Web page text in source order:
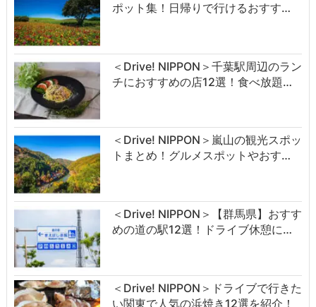
ポット集！日帰りで行けるおすす…
＜Drive! NIPPON＞千葉駅周辺のラン
チにおすすめの店12選！食べ放題…
＜Drive! NIPPON＞嵐山の観光スポッ
トまとめ！グルメスポットやおす…
＜Drive! NIPPON＞【群馬県】おすす
めの道の駅12選！ドライブ休憩に…
＜Drive! NIPPON＞ドライブで行きた
い関東で人気の浜焼き12選を紹介！